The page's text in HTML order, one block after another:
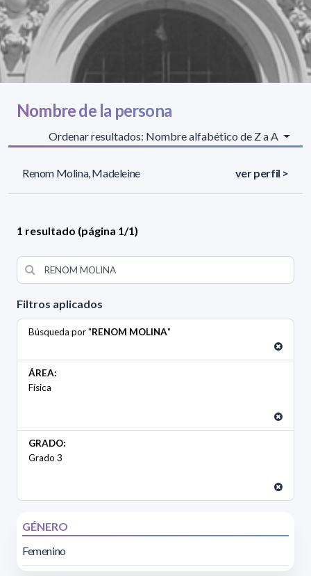
Filtros aplicados
Búsqueda por "RENOM MOLINA"
ÁREA:
Física
GRADO:
Grado 3
GÉNERO
Femenino
Nombre de la persona
Ordenar resultados: Nombre alfabético de Z a A
Renom Molina, Madeleine ver perfil >
1 resultado (página 1/1)